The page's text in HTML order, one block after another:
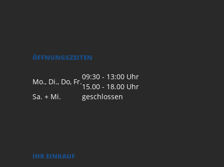
ÖFFNUNGSZEITEN
Mo., Di., Do, Fr.
09:30 - 13:00 Uhr
15.00 - 18.00 Uhr
Sa. + Mi.
geschlossen
IHR EINKAUF